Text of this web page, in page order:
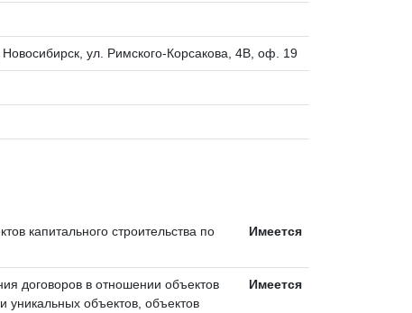
ул. Римского-Корсакова, 4В, оф. 19
капитального строительства по
Имеется
договоров в отношении объектов
уникальных объектов, объектов
Имеется